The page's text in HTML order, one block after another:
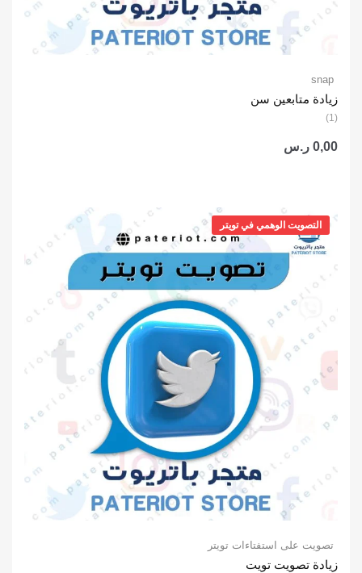
snap
زيادة متابعين سن
(1)
0,00 ر.س
التصويت الوهمي في تويتر
تصويت على استفتاءات تويتر
زيادة تصويت تويت